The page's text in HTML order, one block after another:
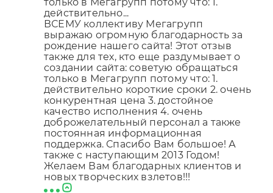
действительно...
ВСЕМУ коллективу Мегагрупп
выражаю огромную благодарность за
рождение нашего сайта! Этот отзыв
также для тех, кто еще раздумывает о
создании сайта: советую обращаться
только в Мегагрупп потому что: 1.
действительно короткие сроки 2. очень
конкурентная цена 3. достойное
качество исполнения 4. очень
доброжелательный персонал а также
постоянная информационная
поддержка. Спасибо Вам большое! А
также с наступающим 2013 Годом!
Желаем Вам благодарных клиентов и
новых творческих взлетов!!!